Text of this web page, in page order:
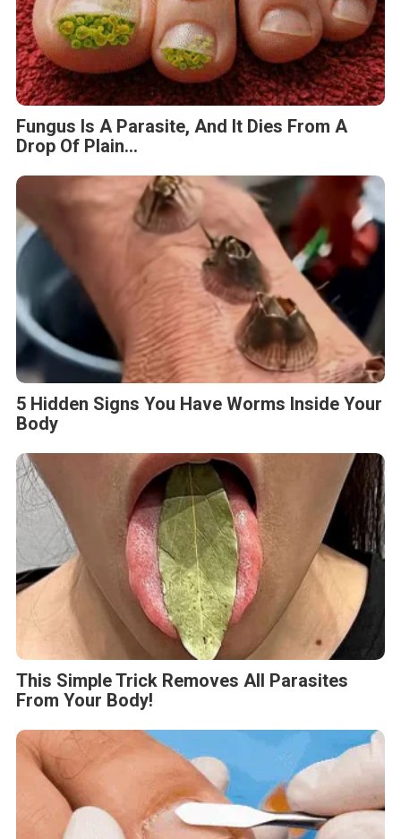
Fungus Is A Parasite, And It Dies From A
Drop Of Plain...
5 Hidden Signs You Have Worms Inside Your
Body
This Simple Trick Removes All Parasites
From Your Body!